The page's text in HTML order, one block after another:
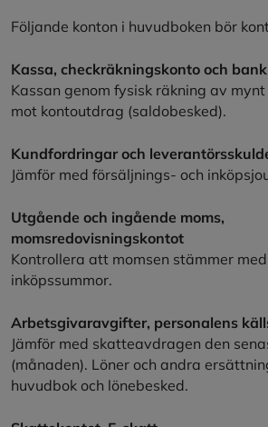
Följande konton i huvudboken bör
Kassa, checkräkningskonto och bank
Kassan genom fysisk räkning av
mot kontoutdrag (saldobesked).
Kundfordringar och
Jämför med försäljnings- och
Utgående och ingående moms,
momsredovisningskontot
Kontrollera att momsen stämmer
inköpssummor.
Arbetsgivaravgifter, personalens
Jämför med skatteavdragen den
(månaden). Löner och andra
huvudbok och lönebesked.